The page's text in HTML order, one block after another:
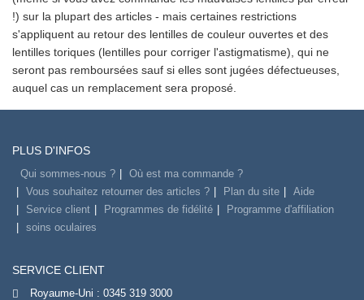
!) sur la plupart des articles - mais certaines restrictions
s'appliquent au retour des lentilles de couleur ouvertes et des
lentilles toriques (lentilles pour corriger l'astigmatisme), qui ne
seront pas remboursées sauf si elles sont jugées défectueuses,
auquel cas un remplacement sera proposé.
PLUS D'INFOS
Qui sommes-nous ?
Où est ma commande ?
Vous souhaitez retourner des articles ?
Plan du site
Aide
Service client
Programmes de fidélité
Programme d'affiliation
soins oculaires
SERVICE CLIENT
Royaume-Uni : 0345 319 3000